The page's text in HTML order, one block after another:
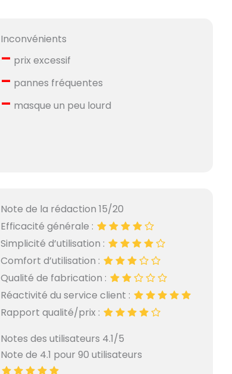
Inconvénients
– prix excessif
– pannes fréquentes
– masque un peu lourd
Note de la rédaction 15/20
Efficacité générale :
Simplicité d’utilisation :
Comfort d’utilisation :
Qualité de fabrication :
Réactivité du service client :
Rapport qualité/prix :
Notes des utilisateurs 4.1/5
Note de 4.1 pour 90 utilisateurs